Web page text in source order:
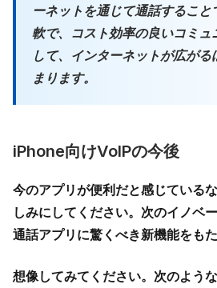
ーネットを通じて通話するこ
軟で、コスト効率の良いコミュ
して、インターネットが広が
まります。
iPhone向けVoIPの今後
今のアプリが便利だと感じている
しみにしてください。次のイノベ
通話アプリに驚くべき新機能をもた
想像してみてください。次のよう